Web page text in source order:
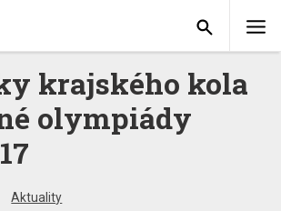
krajského kola
olympiády
Aktuality